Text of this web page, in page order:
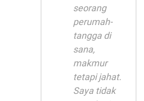
seorang
perumah-
tangga di
sana,
makmur
tetapi jahat.
Saya tidak